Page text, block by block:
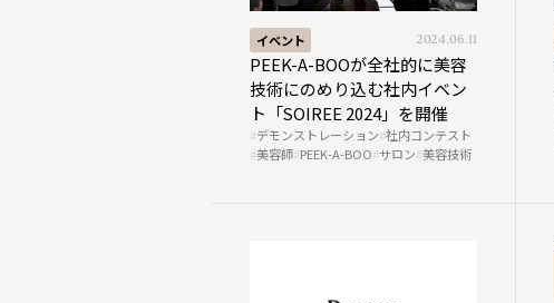
イベント 2024.06.11
PEEK-A-BOOが全社的に美容
技術にのめり込む社内イベン
ト「SOIREE 2024」を開催
デモンストレーション 社内コンテスト
美容師 PEEK-A-BOO サロン 美容技術